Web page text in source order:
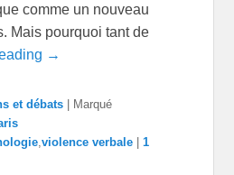
comme un nouveau
Mais pourquoi tant de
→
et débats
Marqué
,violence verbale |1